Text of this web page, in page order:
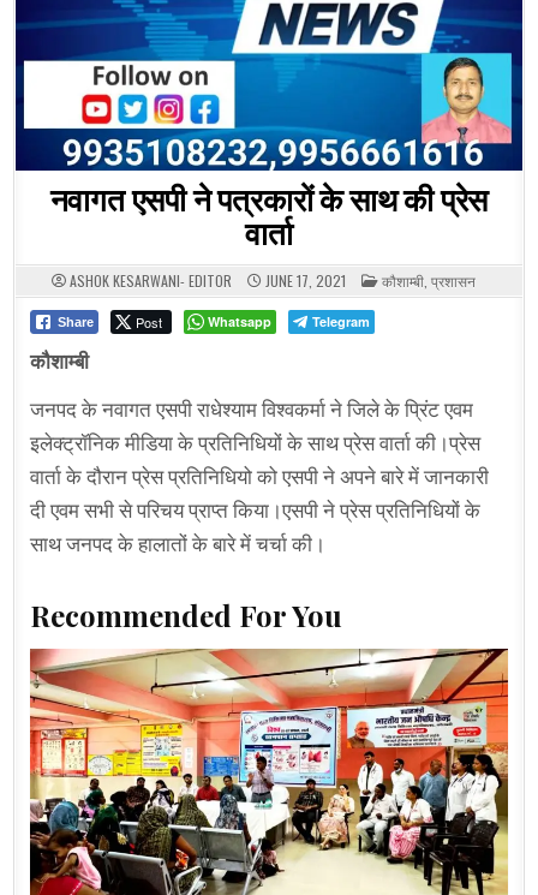
नवागत एसपी ने पत्रकारों के साथ की प्रेस
वार्ता
ASHOK KESARWANI- EDITOR JUNE 17, 2021 POSTED
IN
कौशाम्बी, प्रशासन
Share Post Whatsapp Telegram
कौशाम्बी
जनपद के नवागत एसपी राधेश्याम विश्वकर्मा ने जिले के प्रिंट एवम
इलेक्ट्रॉनिक मीडिया के प्रतिनिधियों के साथ प्रेस वार्ता की।प्रेस
वार्ता के दौरान प्रेस प्रतिनिधियो को एसपी ने अपने बारे में जानकारी
दी एवम सभी से परिचय प्राप्त किया।एसपी ने प्रेस प्रतिनिधियों के
साथ जनपद के हालातों के बारे में चर्चा की।
Recommended For You